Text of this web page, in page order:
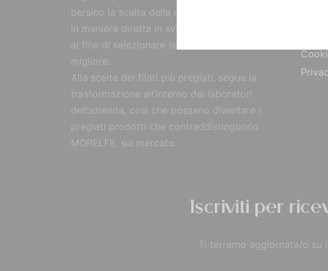
persino la scelta della materia prima, reperita
in maniera diretta in svariate parti del mondo
al fine di selezionare sempre il prodotto
migliore.
Alla scelta dei filati più pregiati, segue la
trasformazione all’interno dei laboratori
dell’azienda, così che possano diventare i
pregiati prodotti che contraddistinguono
MORELFIL sul mercato.
Iscriviti per
Ti terremo aggiornata/o